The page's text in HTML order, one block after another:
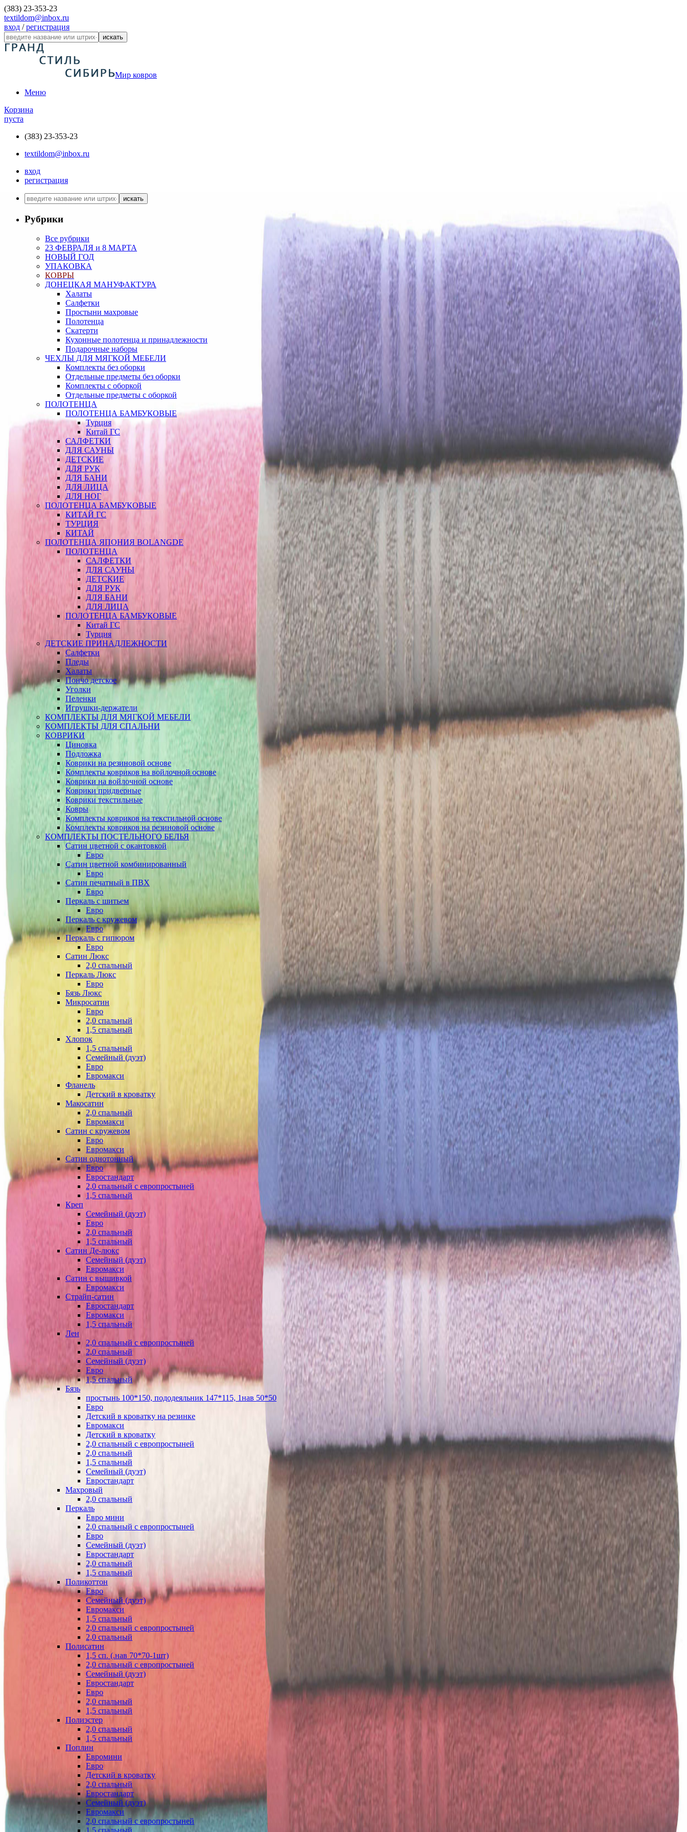
(383) 23-353-23
textildom@inbox.ru
вход /регистрация
искать
Мир ковров
Меню
Корзина
пуста
(383) 23-353-23
textildom@inbox.ru
вход
регистрация
искать
Рубрики
Все рубрики
23 ФЕВРАЛЯ и 8 МАРТА
НОВЫЙ ГОД
УПАКОВКА
КОВРЫ
ДОНЕЦКАЯ МАНУФАКТУРА
Халаты
Салфетки
Простыни махровые
Полотенца
Скатерти
Кухонные полотенца и принадлежности
Подарочные наборы
ЧЕХЛЫ ДЛЯ МЯГКОЙ МЕБЕЛИ
Комплекты без оборки
Отдельные предметы без оборки
Комплекты с оборкой
Отдельные предметы с оборкой
ПОЛОТЕНЦА
ПОЛОТЕНЦА БАМБУКОВЫЕ
Турция
Китай ГС
САЛФЕТКИ
ДЛЯ САУНЫ
ДЕТСКИЕ
ДЛЯ РУК
ДЛЯ БАНИ
ДЛЯ ЛИЦА
ДЛЯ НОГ
ПОЛОТЕНЦА БАМБУКОВЫЕ
КИТАЙ ГС
ТУРЦИЯ
КИТАЙ
ПОЛОТЕНЦА ЯПОНИЯ BOLANGDE
ПОЛОТЕНЦА
САЛФЕТКИ
ДЛЯ САУНЫ
ДЕТСКИЕ
ДЛЯ РУК
ДЛЯ БАНИ
ДЛЯ ЛИЦА
ПОЛОТЕНЦА БАМБУКОВЫЕ
Китай ГС
Турция
ДЕТСКИЕ ПРИНАДЛЕЖНОСТИ
Салфетки
Пледы
Халаты
Пончо детское
Уголки
Пеленки
Игрушки-держатели
КОМПЛЕКТЫ ДЛЯ МЯГКОЙ МЕБЕЛИ
КОМПЛЕКТЫ ДЛЯ СПАЛЬНИ
КОВРИКИ
Циновка
Подложка
Коврики на резиновой основе
Комплекты ковриков на войлочной основе
Коврики на войлочной основе
Коврики придверные
Коврики текстильные
Ковры
Комплекты ковриков на текстильной основе
Комплекты ковриков на резиновой основе
КОМПЛЕКТЫ ПОСТЕЛЬНОГО БЕЛЬЯ
Сатин цветной с окантовкой
Евро
Сатин цветной комбинированный
Евро
Сатин печатный в ПВХ
Евро
Перкаль с шитьем
Евро
Перкаль с кружевом
Евро
Перкаль с гипюром
Евро
Сатин Люкс
2,0 спальный
Перкаль Люкс
Евро
Бязь Люкс
Микросатин
Евро
2,0 спальный
1,5 спальный
Хлопок
1,5 спальный
Семейный (дуэт)
Евро
Евромакси
Фланель
Детский в кроватку
Макосатин
2,0 спальный
Евромакси
Сатин с кружевом
Евро
Евромакси
Сатин однотонный
Евро
Евростандарт
2,0 спальный с европростыней
1,5 спальный
Креп
Семейный (дуэт)
Евро
2,0 спальный
1,5 спальный
Сатин Де-люкс
Семейный (дуэт)
Евромакси
Сатин с вышивкой
Евромакси
Страйп-сатин
Евростандарт
Евромакси
1,5 спальный
Лен
2,0 спальный с европростыней
2,0 спальный
Семейный (дуэт)
Евро
1,5 спальный
Бязь
простынь 100*150, пододеяльник 147*115, 1нав 50*50
Евро
Детский в кроватку на резинке
Евромакси
Детский в кроватку
2,0 спальный с европростыней
2,0 спальный
1,5 спальный
Семейный (дуэт)
Евростандарт
Махровый
2,0 спальный
Перкаль
Евро мини
2,0 спальный с европростыней
Евро
Семейный (дуэт)
Евростандарт
2,0 спальный
1,5 спальный
Поликоттон
Евро
Семейный (дуэт)
Евромакси
1,5 спальный
2,0 спальный с европростыней
2,0 спальный
Полисатин
1,5 сп. (.нав 70*70-1шт)
2,0 спальный с европростыней
Семейный (дуэт)
Евростандарт
Евро
2,0 спальный
1,5 спальный
Полиэстер
2,0 спальный
1,5 спальный
Поплин
Евромини
Евро
Детский в кроватку
2,0 спальный
Евростандарт
Семейный (дуэт)
Евромакси
2,0 спальный с европростыней